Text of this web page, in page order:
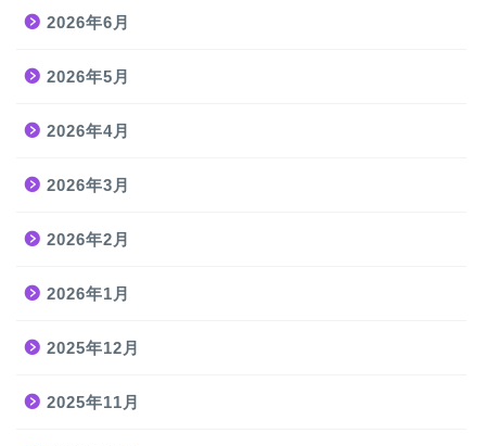
2026年6月
2026年5月
2026年4月
2026年3月
2026年2月
2026年1月
2025年12月
2025年11月